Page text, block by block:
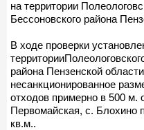
на территории
Бессоновского района
В ходе проверки
района Пензенской
несанкционированное
отходов примерно в 500
Первомайская, с. Блохино
кв.м..